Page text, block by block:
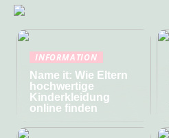
INFORMATION
Name it: Wie Eltern
hochwertige
Kinderkleidung
online finden